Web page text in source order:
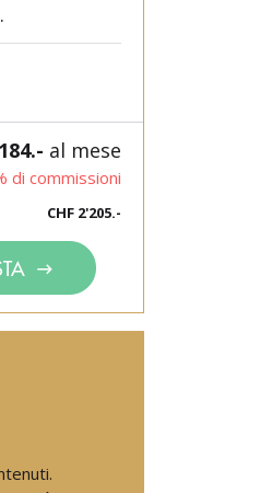
al mese
di commissioni
CHF 2'205.-